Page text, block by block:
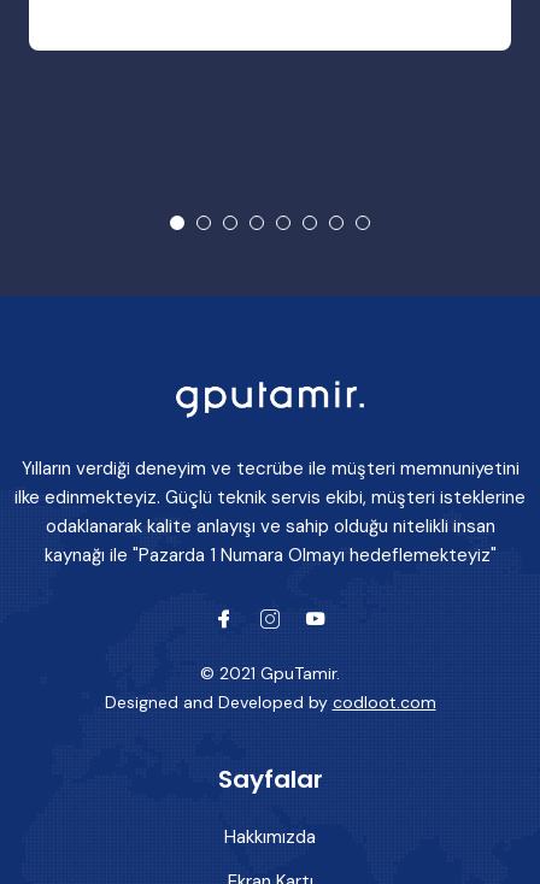
Yılların verdiği deneyim ve tecrübe ile müşteri memnuniyetini
ilke edinmekteyiz. Güçlü teknik servis ekibi, müşteri isteklerine
odaklanarak kalite anlayışı ve sahip olduğu nitelikli insan
kaynağı ile "Pazarda 1 Numara Olmayı hedeflemekteyiz"
© 2021 GpuTamir.
Designed and Developed by codloot.com
Sayfalar
Hakkımızda